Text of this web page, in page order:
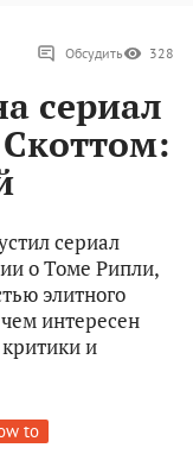
Обсудить 328
сериал
сериал
о Томе Рипли,
элитного
интересен
и
to